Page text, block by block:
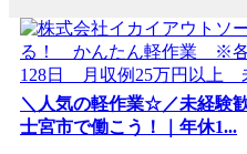
＼人気の軽作業☆／未経験
士宮市で働こう！｜年休1...